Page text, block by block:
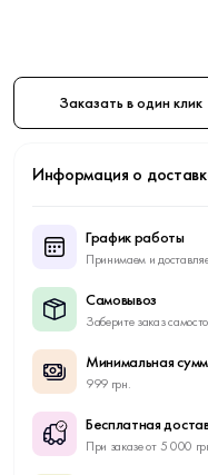
Заказать в один клик
Информация о
График работы
Принимаем и
Самовывоз
Заберите заказ
Минимальная
999 грн.
Бесплатная
При заказе от 5 000